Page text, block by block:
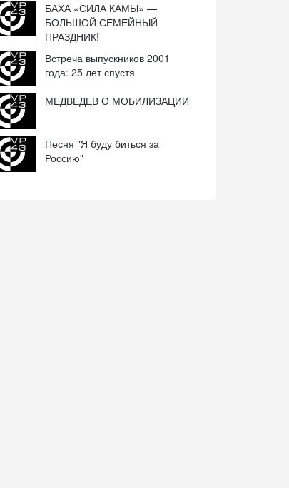
БАХА «СИЛА КАМЫ» —
БОЛЬШОЙ СЕМЕЙНЫЙ
ПРАЗДНИК!
Встреча выпускников 2001
года: 25 лет спустя
МЕДВЕДЕВ О МОБИЛИЗАЦИИ
Песня "Я буду биться за
Россию"